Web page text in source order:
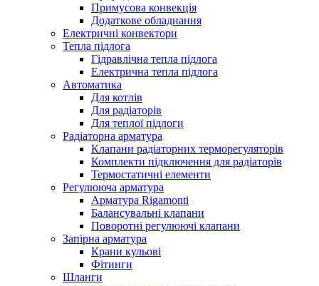
Примусова конвекція
Додаткове обладнання
Електричні конвектори
Тепла підлога
Гідравлічна тепла підлога
Електрична тепла підлога
Автоматика
Для котлів
Для радіаторів
Для теплої підлоги
Радіаторна арматура
Клапани радіаторних терморегуляторів
Комплекти підключення для радіаторів
Термостатичні елементи
Регулююча арматура
Арматура Rigamonti
Балансувальні клапани
Поворотні регулюючі клапани
Запірна арматура
Крани кульові
Фітинги
Шланги